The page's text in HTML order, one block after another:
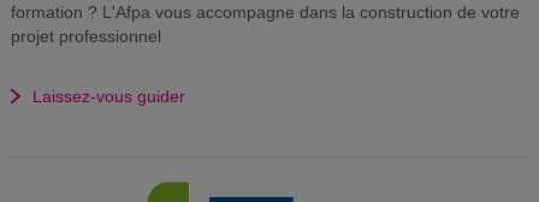
formation ? L'Afpa vous accompagne dans la construction de votre
projet professionnel
Laissez-vous guider